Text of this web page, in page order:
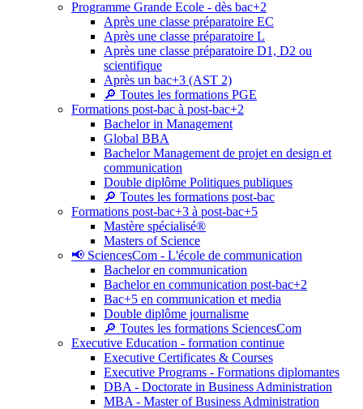
Programme Grande Ecole - dès bac+2
Après une classe préparatoire EC
Après une classe préparatoire L
Après une classe préparatoire D1, D2 ou
scientifique
Après un bac+3 (AST 2)
🔎 Toutes les formations PGE
Formations post-bac à post-bac+2
Bachelor in Management
Global BBA
Bachelor Management de projet en design et
communication
Double diplôme Politiques publiques
🔎 Toutes les formations post-bac
Formations post-bac+3 à post-bac+5
Mastère spécialisé®
Masters of Science
📢 SciencesCom - L'école de communication
Bachelor en communication
Bachelor en communication post-bac+2
Bac+5 en communication et media
Double diplôme journalisme
🔎 Toutes les formations SciencesCom
Executive Education - formation continue
Executive Certificates & Courses
Executive Programs - Formations diplomantes
DBA - Doctorate in Business Administration
MBA - Master of Business Administration